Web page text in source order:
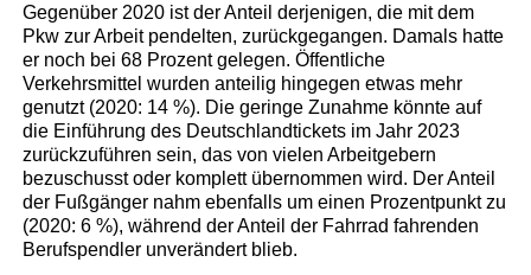
Gegenüber 2020 ist der Anteil derjenigen, die mit dem
Pkw zur Arbeit pendelten, zurückgegangen. Damals hatte
er noch bei 68 Prozent gelegen. Öffentliche
Verkehrsmittel wurden anteilig hingegen etwas mehr
genutzt (2020: 14 %). Die geringe Zunahme könnte auf
die Einführung des Deutschlandtickets im Jahr 2023
zurückzuführen sein, das von vielen Arbeitgebern
bezuschusst oder komplett übernommen wird. Der Anteil
der Fußgänger nahm ebenfalls um einen Prozentpunkt zu
(2020: 6 %), während der Anteil der Fahrrad fahrenden
Berufspendler unverändert blieb.